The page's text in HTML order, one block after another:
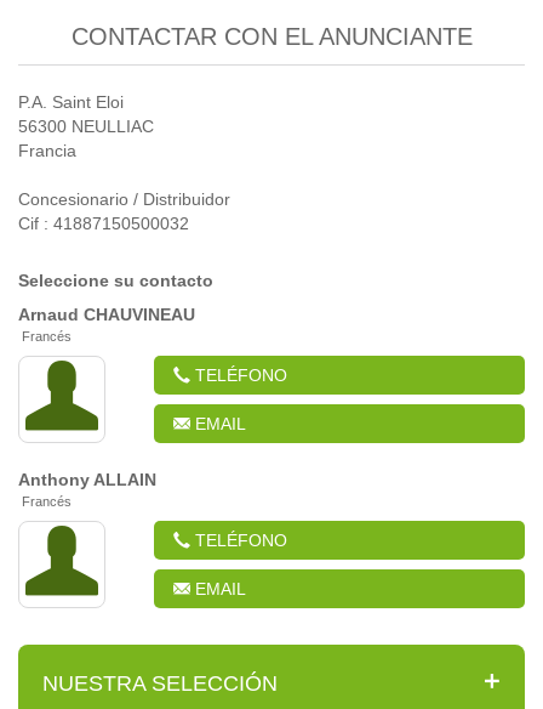
CONTACTAR CON EL ANUNCIANTE
P.A. Saint Eloi
56300 NEULLIAC
Francia
Concesionario / Distribuidor
Cif : 41887150500032
Seleccione su contacto
Arnaud CHAUVINEAU
Francés
TELÉFONO
EMAIL
Anthony ALLAIN
Francés
TELÉFONO
EMAIL
NUESTRA SELECCIÓN